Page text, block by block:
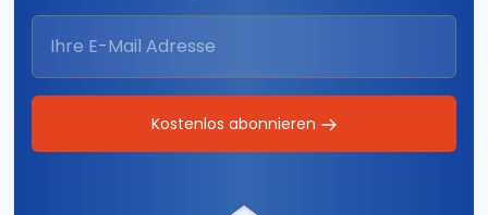
Kostenlos abonnieren